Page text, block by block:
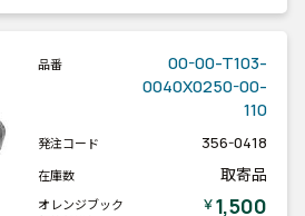
品番
00-00-T103-
0040X0250-00-
110
発注コード 356-0418
在庫数 取寄品
オレンジブック
￥1,500